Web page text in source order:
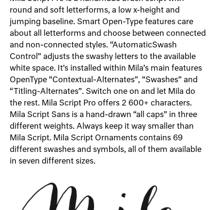
round and soft letterforms, a low x-height and
jumping baseline. Smart Open-Type features care
about all letterforms and choose between connected
and non-connected styles. “AutomaticSwash
Control” adjusts the swashy letters to the available
white space. It’s installed within Mila’s main features
OpenType “Contextual-Alternates”, “Swashes” and
“Titling-Alternates”. Switch one on and let Mila do
the rest. Mila Script Pro offers 2 600+ characters.
Mila Script Sans is a hand-drawn “all caps” in three
different weights. Always keep it way smaller than
Mila Script. Mila Script Ornaments contains 69
different swashes and symbols, all of them available
in seven different sizes.